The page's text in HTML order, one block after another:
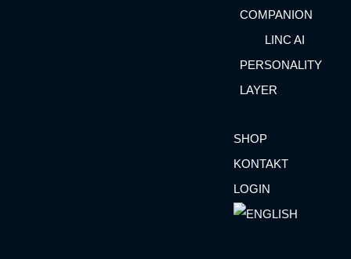
COMPANION
LINC AI
PERSONALITY
LAYER
SHOP
KONTAKT
LOGIN